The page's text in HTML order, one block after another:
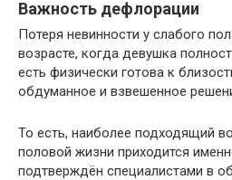
Важность дефлорации
Потеря невинности у слабого
возрасте, когда девушка
есть физически готова к
обдуманное и взвешенное
То есть, наиболее подходящий
половой жизни приходится
подтверждён специалистами в